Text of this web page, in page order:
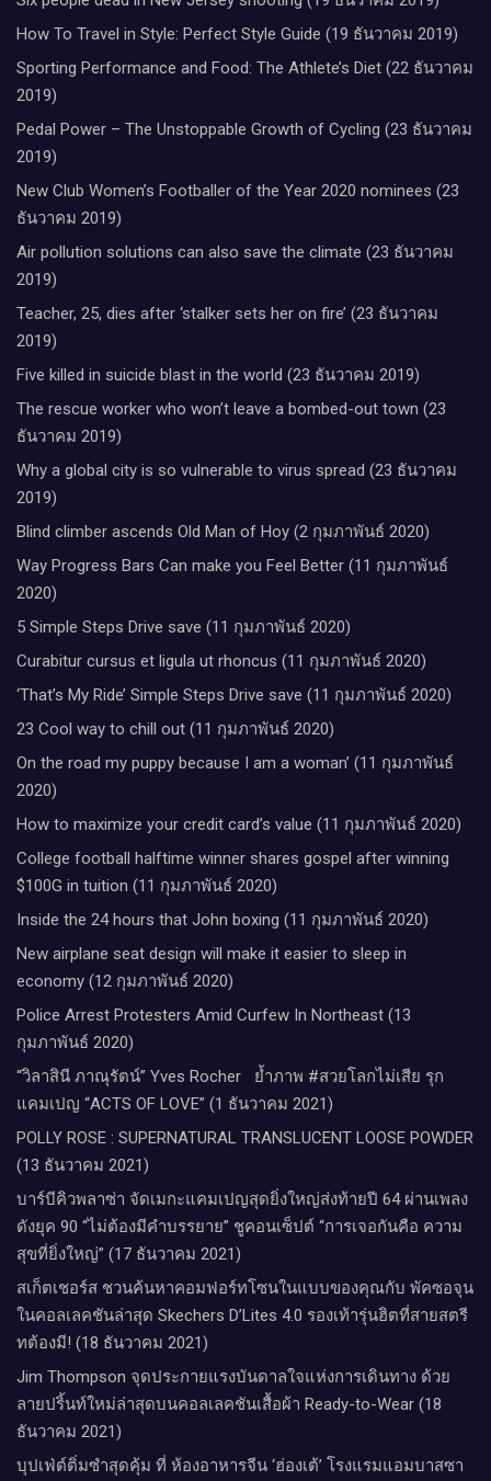
How To Travel in Style: Perfect Style Guide (19 ธันวาคม 2019)
Sporting Performance and Food: The Athlete’s Diet (22 ธันวาคม
2019)
Pedal Power – The Unstoppable Growth of Cycling (23 ธันวาคม
2019)
New Club Women’s Footballer of the Year 2020 nominees (23
ธันวาคม 2019)
Air pollution solutions can also save the climate (23 ธันวาคม
2019)
Teacher, 25, dies after ‘stalker sets her on fire’ (23 ธันวาคม
2019)
Five killed in suicide blast in the world (23 ธันวาคม 2019)
The rescue worker who won’t leave a bombed-out town (23
ธันวาคม 2019)
Why a global city is so vulnerable to virus spread (23 ธันวาคม
2019)
Blind climber ascends Old Man of Hoy (2 กุมภาพันธ์ 2020)
Way Progress Bars Can make you Feel Better (11 กุมภาพันธ์
2020)
5 Simple Steps Drive save (11 กุมภาพันธ์ 2020)
Curabitur cursus et ligula ut rhoncus (11 กุมภาพันธ์ 2020)
‘That’s My Ride’ Simple Steps Drive save (11 กุมภาพันธ์ 2020)
23 Cool way to chill out (11 กุมภาพันธ์ 2020)
On the road my puppy because I am a woman’ (11 กุมภาพันธ์
2020)
How to maximize your credit card’s value (11 กุมภาพันธ์ 2020)
College football halftime winner shares gospel after winning
$100G in tuition (11 กุมภาพันธ์ 2020)
Inside the 24 hours that John boxing (11 กุมภาพันธ์ 2020)
New airplane seat design will make it easier to sleep in
economy (12 กุมภาพันธ์ 2020)
Police Arrest Protesters Amid Curfew In Northeast (13
กุมภาพันธ์ 2020)
“วิลาสินี ภาณุรัตน์” Yves Rocher​ ย้ำภาพ #สวยโลกไม่เสีย รุก
แคมเปญ “ACTS OF LOVE” (1 ธันวาคม 2021)
POLLY ROSE : SUPERNATURAL TRANSLUCENT LOOSE POWDER
(13 ธันวาคม 2021)
บาร์บีคิวพลาซ่า จัดเมกะแคมเปญสุดยิ่งใหญ่ส่งท้ายปี 64 ผ่านเพลง
ดังยุค 90 “ไม่ต้องมีคำบรรยาย” ชูคอนเซ็ปต์ “การเจอกันคือ ความ
สุขที่ยิ่งใหญ่” (17 ธันวาคม 2021)
สเก็ตเชอร์ส ชวนค้นหาคอมฟอร์ทโซนในแบบของคุณกับ พัคซอจุน
ในคอลเลคชันล่าสุด Skechers D’Lites 4.0 รองเท้ารุ่นฮิตที่สายสตรี
ทต้องมี! (18 ธันวาคม 2021)
Jim Thompson จุดประกายแรงบันดาลใจแห่งการเดินทาง ด้วย
ลายปริ้นท์ใหม่ล่าสุดบนคอลเลคชันเสื้อผ้า Ready-to-Wear (18
ธันวาคม 2021)
บุปเฟ่ต์ติ่มซำสุดคุ้ม ที่ ห้อง​อาหารจีน​ ‘ฮ่องเต้’ โรงแรม​แอม​บาส​ซา​